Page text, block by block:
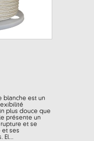
blanche est un
plus douce que
présente un
et se
et ses